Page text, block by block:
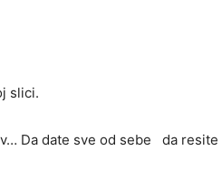
slici.
Da date sve od sebe da resite